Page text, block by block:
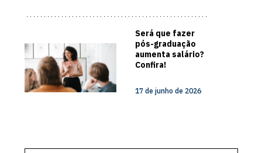
Será que fazer
pós-graduação
aumenta salário?
Confira!
17 de junho de 2026